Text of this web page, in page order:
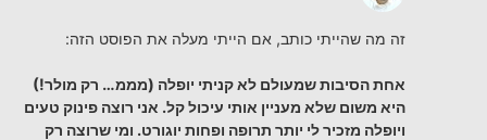
זה מה שהייתי כותב, אם הייתי מעלה את הפוסט הזה:
אחת הסיבות שמעולם לא קניתי יופלה (מממ… רק מולר!)
היא משום שלא מעניין אותי עיכול קל. אני רוצה פינוק טעים
ויופלה מזכיר לי יותר תרופה ופחות יוגורט. ומי שרוצה רק